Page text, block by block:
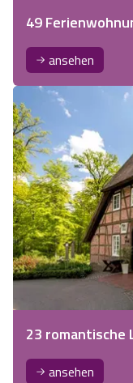
49
ansehen
23 romantische
ansehen